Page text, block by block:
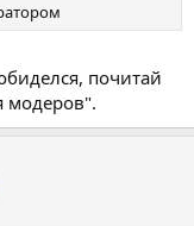
почитай
модеров".